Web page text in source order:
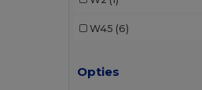
W45 (6)
Opties